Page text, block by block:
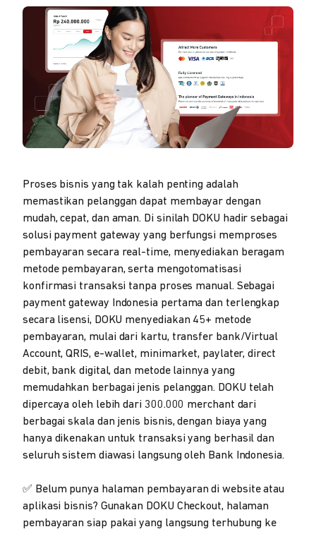
Proses bisnis yang tak kalah penting adalah
memastikan pelanggan dapat membayar dengan
mudah, cepat, dan aman. Di sinilah DOKU hadir sebagai
solusi payment gateway yang berfungsi memproses
pembayaran secara real-time, menyediakan beragam
metode pembayaran, serta mengotomatisasi
konfirmasi transaksi tanpa proses manual. Sebagai
payment gateway Indonesia pertama dan terlengkap
secara lisensi, DOKU menyediakan 45+ metode
pembayaran, mulai dari kartu, transfer bank/Virtual
Account, QRIS, e-wallet, minimarket, paylater, direct
debit, bank digital, dan metode lainnya yang
memudahkan berbagai jenis pelanggan. DOKU telah
dipercaya oleh lebih dari 300.000 merchant dari
berbagai skala dan jenis bisnis, dengan biaya yang
hanya dikenakan untuk transaksi yang berhasil dan
seluruh sistem diawasi langsung oleh Bank Indonesia.
✅ Belum punya halaman pembayaran di website atau
aplikasi bisnis? Gunakan DOKU Checkout, halaman
pembayaran siap pakai yang langsung terhubung ke